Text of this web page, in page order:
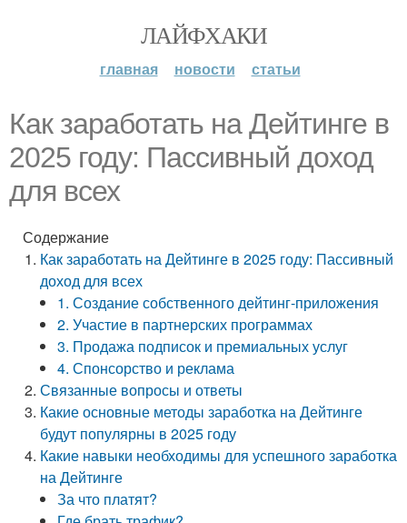
ЛАЙФХАКИ
главная новости статьи
Как заработать на Дейтинге в
2025 году: Пассивный доход
для всех
Содержание
Как заработать на Дейтинге в 2025 году: Пассивный
доход для всех
1. Создание собственного дейтинг-приложения
2. Участие в партнерских программах
3. Продажа подписок и премиальных услуг
4. Спонсорство и реклама
Связанные вопросы и ответы
Какие основные методы заработка на Дейтинге
будут популярны в 2025 году
Какие навыки необходимы для успешного заработка
на Дейтинге
За что платят?